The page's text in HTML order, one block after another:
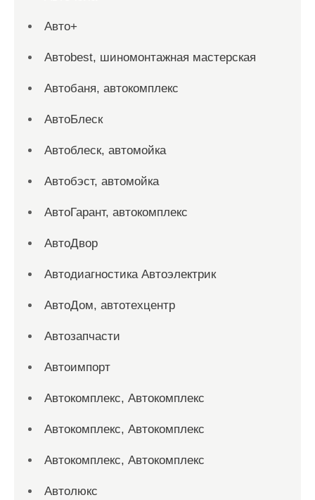
Авто+
Автоbest, шиномонтажная мастерская
Автобаня, автокомплекс
АвтоБлеск
Автоблеск, автомойка
Автобэст, автомойка
АвтоГарант, автокомплекс
АвтоДвор
Автодиагностика Автоэлектрик
АвтоДом, автотехцентр
Автозапчасти
Автоимпорт
Автокомплекс, Автокомплекс
Автокомплекс, Автокомплекс
Автокомплекс, Автокомплекс
Автолюкс